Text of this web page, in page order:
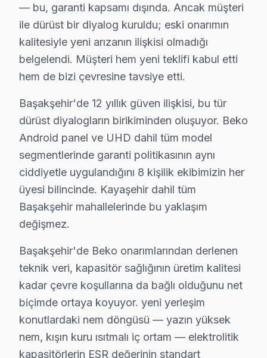
Başakşehir'de orijinal Beko yedek parça kullanmak,
Başakşehir'de temin ettiğimiz parçalar:
• Başakşehir'de ekran panelleri (tüm boyut ve
• Başakşehir servisimizde LED aydınlatma şeritleri ve
• Başakşehir'de ana işlem kartı ve güç ünitesi
• Başakşehir servisimizde sinyal kartı, inverter ve
• Başakşehir'de 24 ay parça garantisi dahil
• Başakşehir stoğumuzda olmayan parçalar 2-5 iş
Muadil parça tercih etmeyin — Başakşehir'da orijinal
Başakşehir'de Beko Servis Ne Kadar? 2025
Başakşehir'de Beko televizyon ünitesi tamir
Başakşehir arıza türüne göre tamir bedelleri (2025):
• T-Con kartı değişimi: ₺350 – ₺900
• Anakart tamiri/değişimi: ₺500 – ₺1.800
• Kapasitör değişimi (anakart): ₺250 – ₺600
• Ses kartı/hoparlör tamiri: ₺300 – ₺700
• Panel (ekran) değişimi: ₺1.500 – ₺8.000 (boyut ve
— bu, garanti kapsamı dışında. Ancak müşteri
ile dürüst bir diyalog kuruldu; eski onarımın
kalitesiyle yeni arızanın ilişkisi olmadığı
belgelendi. Müşteri hem yeni teklifi kabul etti
hem de bizi çevresine tavsiye etti.
Başakşehir'de 12 yıllık güven ilişkisi, bu tür
dürüst diyalogların birikiminden oluşuyor. Beko
Android panel ve UHD dahil tüm model
segmentlerinde garanti politikasının aynı
ciddiyetle uygulandığını 8 kişilik ekibimizin her
üyesi bilincinde. Kayaşehir dahil tüm
Başakşehir mahallelerinde bu yaklaşım
değişmez.
Başakşehir'de Beko onarımlarından derlenen
teknik veri, kapasitör sağlığının üretim kalitesi
kadar çevre koşullarına da bağlı olduğunu net
biçimde ortaya koyuyor. yeni yerleşim
konutlardaki nem döngüsü — yazın yüksek
nem, kışın kuru ısıtmalı iç ortam — elektrolitik
kapasitörlerin ESR değerinin standart